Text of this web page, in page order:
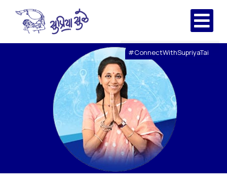
#ConnectWithSupriyaTai